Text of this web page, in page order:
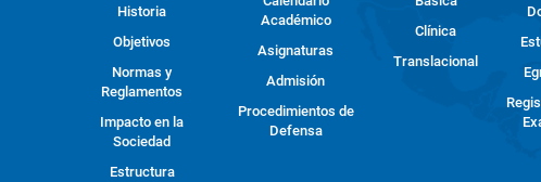
Historia
Objetivos
Normas y
Reglamentos
Impacto en la
Sociedad
Estructura
Académico
Asignaturas
Admisión
Procedimientos de
Defensa
Clínica
Translacional